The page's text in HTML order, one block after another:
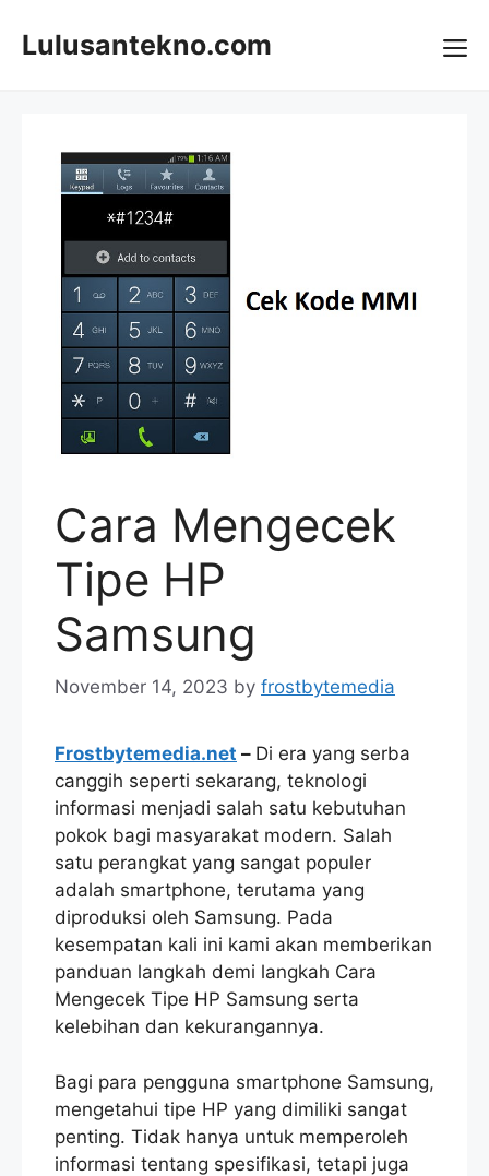
Lulusantekno.com
Cara Mengecek
Tipe HP
Samsung
November 14, 2023 by frostbytemedia
Frostbytemedia.net – Di era yang serba
canggih seperti sekarang, teknologi
informasi menjadi salah satu kebutuhan
pokok bagi masyarakat modern. Salah
satu perangkat yang sangat populer
adalah smartphone, terutama yang
diproduksi oleh Samsung. Pada
kesempatan kali ini kami akan memberikan
panduan langkah demi langkah Cara
Mengecek Tipe HP Samsung serta
kelebihan dan kekurangannya.
Bagi para pengguna smartphone Samsung,
mengetahui tipe HP yang dimiliki sangat
penting. Tidak hanya untuk memperoleh
informasi tentang spesifikasi, tetapi juga